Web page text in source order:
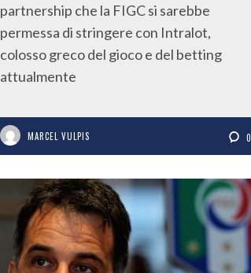
partnership che la FIGC si sarebbe
permessa di stringere con Intralot,
colosso greco del gioco e del betting
attualmente
MARCEL VULPIS 0